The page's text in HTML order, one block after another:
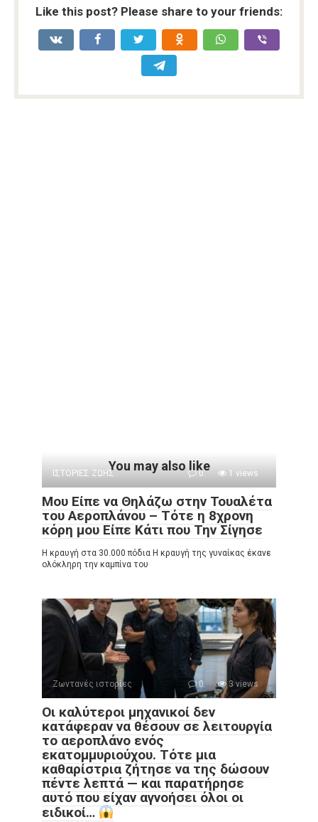
Like this post? Please share to your friends:
You may also like
ΙΣΤΟΡΙΕΣ ΖΩΗΣ 0 1 views
Μου Είπε να Θηλάζω στην Τουαλέτα
του Αεροπλάνου – Τότε η 8χρονη
κόρη μου Είπε Κάτι που Την Σίγησε
Η κραυγή στα 30.000 πόδια Η κραυγή της γυναίκας έκανε
ολόκληρη την καμπίνα του
Ζωντανές ιστορίες 0 3 views
Οι καλύτεροι μηχανικοί δεν
κατάφεραν να θέσουν σε λειτουργία
το αεροπλάνο ενός
εκατομμυριούχου. Τότε μια
καθαρίστρια ζήτησε να της δώσουν
πέντε λεπτά — και παρατήρησε
αυτό που είχαν αγνοήσει όλοι οι
ειδικοί…